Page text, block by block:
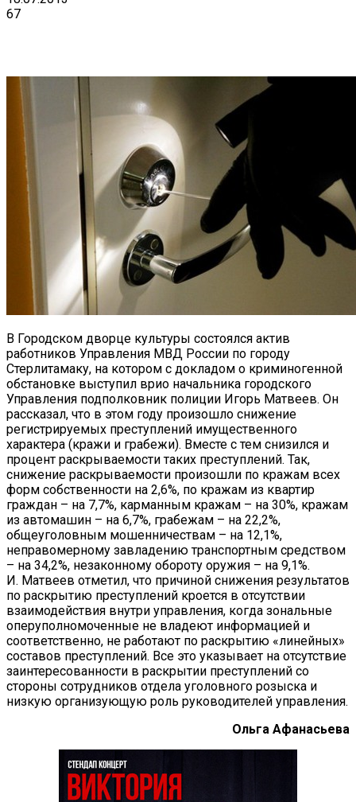
67
В Городском дворце культуры состоялся актив
работников Управления МВД России по городу
Стерлитамаку, на котором с докладом о криминогенной
обстановке выступил врио начальника городского
Управления подполковник полиции Игорь Матвеев. Он
рассказал, что в этом году произошло снижение
регистрируемых преступлений имущественного
характера (кражи и грабежи). Вместе с тем снизился и
процент раскрываемости таких преступлений. Так,
снижение раскрываемости произошли по кражам всех
форм собственности на 2,6%, по кражам из квартир
граждан – на 7,7%, карманным кражам – на 30%, кражам
из автомашин – на 6,7%, грабежам – на 22,2%,
общеуголовным мошенничествам – на 12,1%,
неправомерному завладению транспортным средством
– на 34,2%, незаконному обороту оружия – на 9,1%.
И. Матвеев отметил, что причиной снижения результатов
по раскрытию преступлений кроется в отсутствии
взаимодействия внутри управления, когда зональные
оперуполномоченные не владеют информацией и
соответственно, не работают по раскрытию «линейных»
составов преступлений. Все это указывает на отсутствие
заинтересованности в раскрытии преступлений со
стороны сотрудников отдела уголовного розыска и
низкую организующую роль руководителей управления.
Ольга Афанасьева